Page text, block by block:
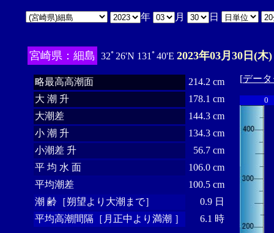
年 月 日
宮崎県：細島 32ﾟ26'N 131ﾟ40'E 2023年03月30日(木)
略最高高潮面
214.2 cm
大 潮 升
178.1 cm
大潮差
144.3 cm
小 潮 升
134.3 cm
小潮差 升
56.7 cm
平 均 水 面
106.0 cm
平均潮差
100.5 cm
潮 齢［朔望より大潮まで］
0.9 日
平均高潮間隔［月正中より満潮 ］
6.1 時
[デー
0